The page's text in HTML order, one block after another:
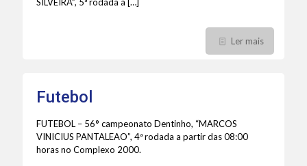
Ler mais
Futebol
FUTEBOL – 56° campeonato Dentinho, “MARCOS
VINICIUS PANTALEAO”, 4ª rodada a partir das 08:00
horas no Complexo 2000.